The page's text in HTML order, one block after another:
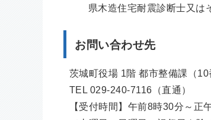
県木造住宅耐震診断士又は
お問い合わせ先
茨城町役場 1階 都市整備課（10
TEL 029-240-7116（直通）
【受付時間】午前8時30分～正